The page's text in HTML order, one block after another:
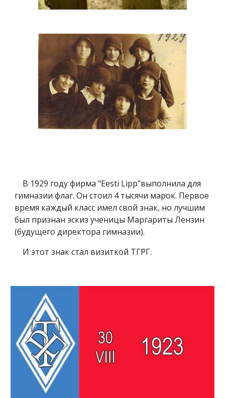
В 1929 году фирма "Eesti Lipp"выполнила для
гимназии флаг. Он стоил 4 тысячи марок. Первое
время каждый класс имел свой знак, но лучшим
был признан эскиз ученицы Маргариты Лензин
(будущего директора гимназии).
И этот знак стал визиткой ТГРГ.